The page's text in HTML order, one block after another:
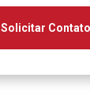
Solicitar Contato